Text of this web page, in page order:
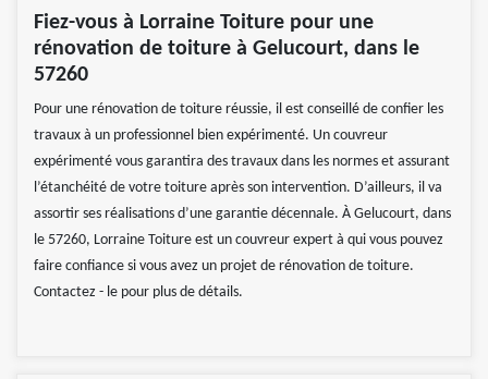
Fiez-vous à Lorraine Toiture pour une
rénovation de toiture à Gelucourt, dans le
57260
Pour une rénovation de toiture réussie, il est conseillé de confier les
travaux à un professionnel bien expérimenté. Un couvreur
expérimenté vous garantira des travaux dans les normes et assurant
l’étanchéité de votre toiture après son intervention. D’ailleurs, il va
assortir ses réalisations d’une garantie décennale. À Gelucourt, dans
le 57260, Lorraine Toiture est un couvreur expert à qui vous pouvez
faire confiance si vous avez un projet de rénovation de toiture.
Contactez - le pour plus de détails.